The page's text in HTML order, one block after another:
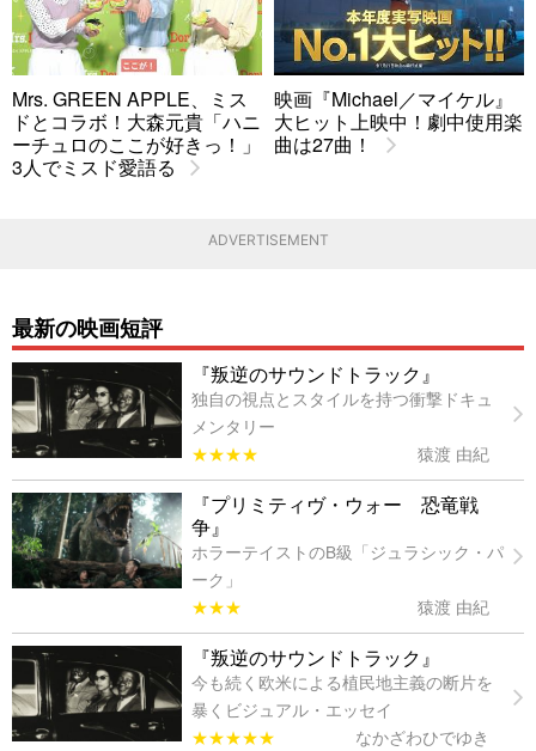
Mrs. GREEN APPLE、ミス
ドとコラボ！大森元貴「ハニ
ーチュロのここが好きっ！」
3人でミスド愛語る
映画『Michael／マイケル』
大ヒット上映中！劇中使用楽
曲は27曲！
ADVERTISEMENT
最新の映画短評
『叛逆のサウンドトラック』
独自の視点とスタイルを持つ衝撃ドキュ
メンタリー
★★★★
猿渡 由紀
『プリミティヴ・ウォー 恐竜戦
争』
ホラーテイストのB級「ジュラシック・パ
ーク」
★★★
猿渡 由紀
『叛逆のサウンドトラック』
今も続く欧米による植民地主義の断片を
暴くビジュアル・エッセイ
★★★★★
なかざわひでゆき